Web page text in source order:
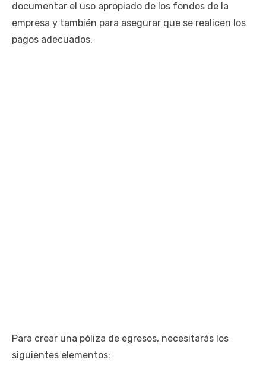
documentar el uso apropiado de los fondos de la
empresa y también para asegurar que se realicen los
pagos adecuados.
Para crear una póliza de egresos, necesitarás los
siguientes elementos: